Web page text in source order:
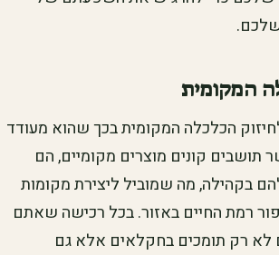
הכלכלה המקומית בכך שהוא מעודד
תושבים קונים מוצרים מקומיים, הם
בקהילה, מה שמוביל ליצירת מקומות
רמת החיים באזור. בכל רכישה שאתם
רק תומכים בחקלאים אלא גם